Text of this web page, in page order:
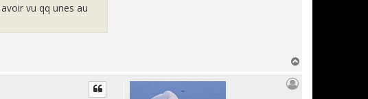
vu qq unes au